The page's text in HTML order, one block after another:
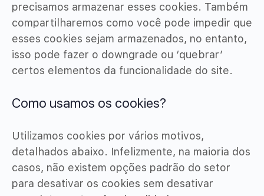
precisamos armazenar esses cookies. Também
compartilharemos como você pode impedir que
esses cookies sejam armazenados, no entanto,
isso pode fazer o downgrade ou ‘quebrar’
certos elementos da funcionalidade do site.
Como usamos os cookies?
Utilizamos cookies por vários motivos,
detalhados abaixo. Infelizmente, na maioria dos
casos, não existem opções padrão do setor
para desativar os cookies sem desativar